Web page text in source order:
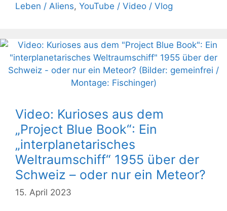
Leben / Aliens, YouTube / Video / Vlog
Video: Kurioses aus dem
„Project Blue Book“: Ein
„interplanetarisches
Weltraumschiff“ 1955 über der
Schweiz – oder nur ein Meteor?
15. April 2023